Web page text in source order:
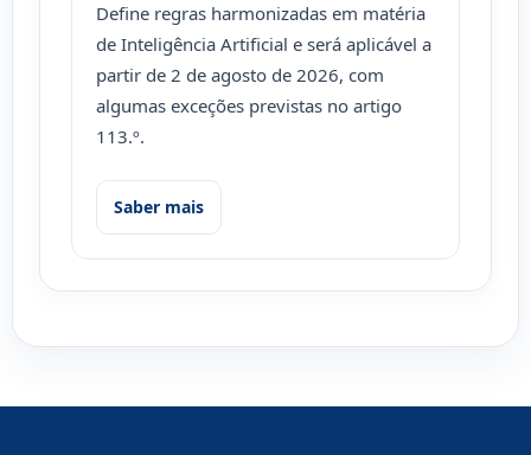
Define regras harmonizadas em matéria
de Inteligência Artificial e será aplicável a
partir de 2 de agosto de 2026, com
algumas exceções previstas no artigo
113.º.
Saber mais